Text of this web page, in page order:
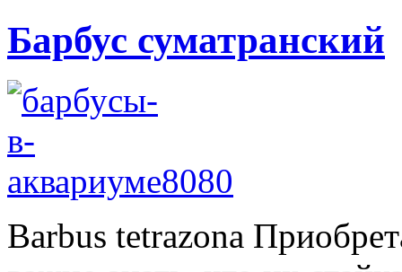
Барбус суматранский
Barbus tetrazona